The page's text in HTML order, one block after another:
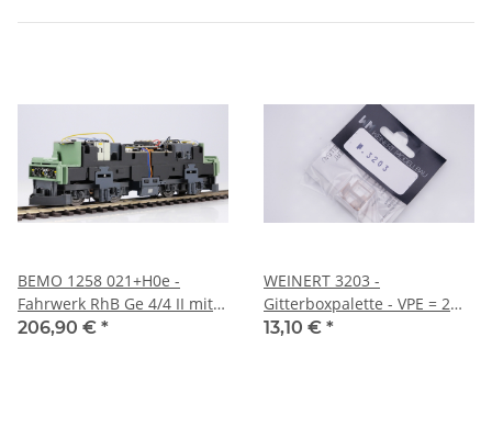
BEMO 1258 021+H0e -
Fahrwerk RhB Ge 4/4 II mit
Fünfpolmotor,
206,90 € *
WEINERT 3203 -
Gitterboxpalette - VPE = 2
Stück, BAUSATZ
13,10 € *